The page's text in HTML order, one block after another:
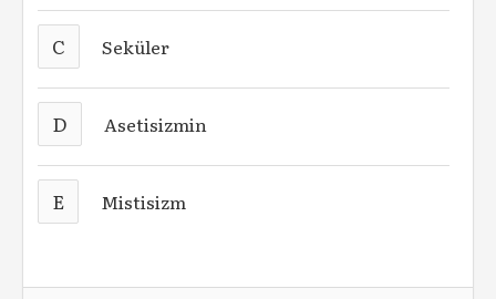
C Seküler
D Asetisizmin
E Mistisizm